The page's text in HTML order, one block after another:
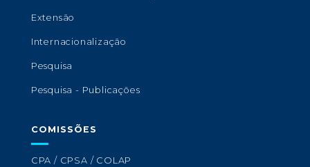
Extensão
Internacionalização
Pesquisa
Pesquisa - Publicações
COMISSÕES
CPA / CPSA / COLAP